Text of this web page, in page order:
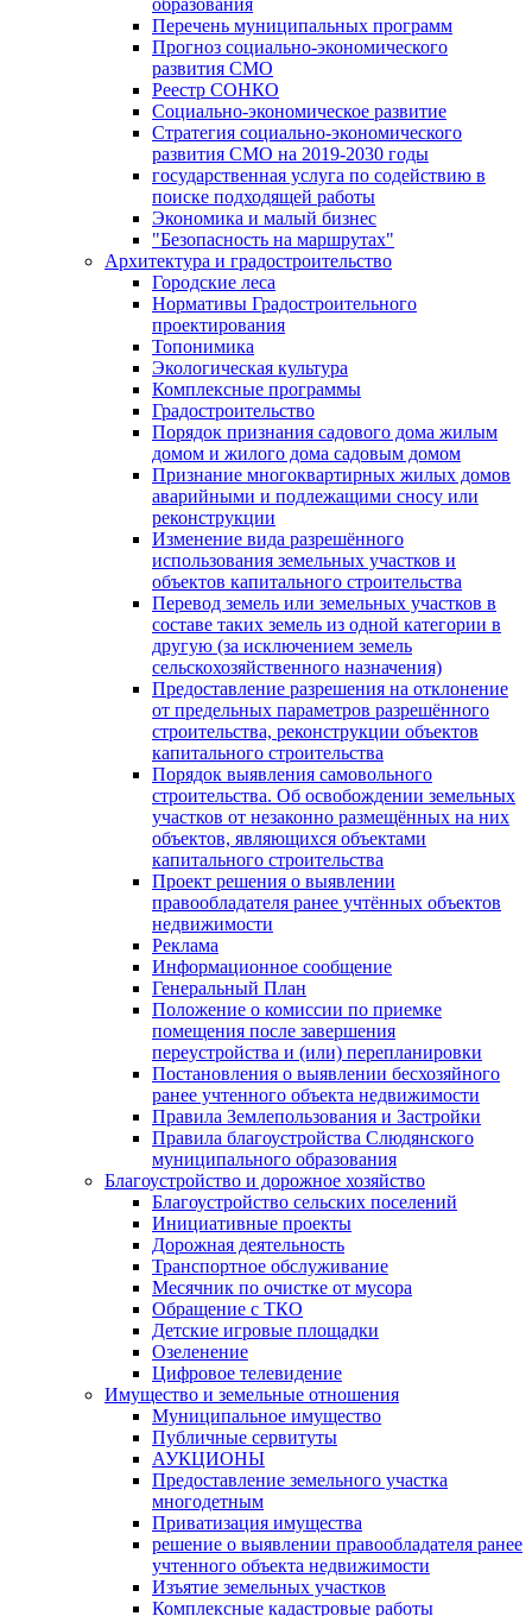
образования
Перечень муниципальных программ
Прогноз социально-экономического
развития СМО
Реестр СОНКО
Социально-экономическое развитие
Стратегия социально-экономического
развития СМО на 2019-2030 годы
государственная услуга по содействию в
поиске подходящей работы
Экономика и малый бизнес
"Безопасность на маршрутах"
Архитектура и градостроительство
Городские леса
Нормативы Градостроительного
проектирования
Топонимика
Экологическая культура
Комплексные программы
Градостроительство
Порядок признания садового дома жилым
домом и жилого дома садовым домом
Признание многоквартирных жилых домов
аварийными и подлежащими сносу или
реконструкции
Изменение вида разрешённого
использования земельных участков и
объектов капитального строительства
Перевод земель или земельных участков в
составе таких земель из одной категории в
другую (за исключением земель
сельскохозяйственного назначения)
Предоставление разрешения на отклонение
от предельных параметров разрешённого
строительства, реконструкции объектов
капитального строительства
Порядок выявления самовольного
строительства. Об освобождении земельных
участков от незаконно размещённых на них
объектов, являющихся объектами
капитального строительства
Проект решения о выявлении
правообладателя ранее учтённых объектов
недвижимости
Реклама
Информационное сообщение
Генеральный План
Положение о комиссии по приемке
помещения после завершения
переустройства и (или) перепланировки
Постановления о выявлении бесхозяйного
ранее учтенного объекта недвижимости
Правила Землепользования и Застройки
Правила благоустройства Слюдянского
муниципального образования
Благоустройство и дорожное хозяйство
Благоустройство сельских поселений
Инициативные проекты
Дорожная деятельность
Транспортное обслуживание
Месячник по очистке от мусора
Обращение с ТКО
Детские игровые площадки
Озеленение
Цифровое телевидение
Имущество и земельные отношения
Муниципальное имущество
Публичные сервитуты
АУКЦИОНЫ
Предоставление земельного участка
многодетным
Приватизация имущества
решение о выявлении правообладателя ранее
учтенного объекта недвижимости
Изъятие земельных участков
Комплексные кадастровые работы